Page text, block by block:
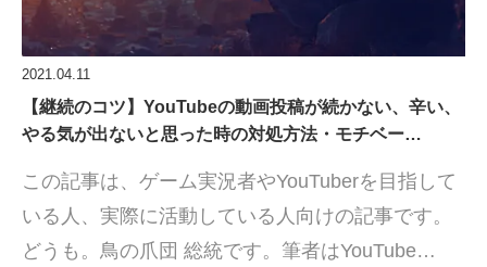
2021.04.11
【継続のコツ】YouTubeの動画投稿が続かない、辛い、
やる気が出ないと思った時の対処方法・モチベー…
この記事は、ゲーム実況者やYouTuberを目指して
いる人、実際に活動している人向けの記事です。
どうも。鳥の爪団 総統です。筆者はYouTube…